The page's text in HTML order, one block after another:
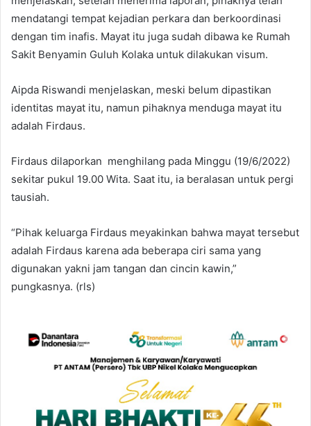
mendatangi tempat kejadian perkara dan berkoordinasi
dengan tim inafis. Mayat itu juga sudah dibawa ke Rumah
Sakit Benyamin Guluh Kolaka untuk dilakukan visum.
Aipda Riswandi menjelaskan, meski belum dipastikan
identitas mayat itu, namun pihaknya menduga mayat itu
adalah Firdaus.
Firdaus dilaporkan menghilang pada Minggu (19/6/2022)
sekitar pukul 19.00 Wita. Saat itu, ia beralasan untuk pergi
tausiah.
“Pihak keluarga Firdaus meyakinkan bahwa mayat tersebut
adalah Firdaus karena ada beberapa ciri sama yang
digunakan yakni jam tangan dan cincin kawin,”
pungkasnya. (rls)